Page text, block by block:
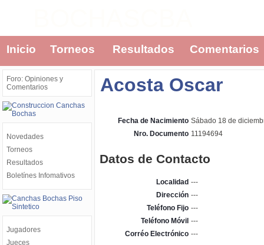
Inicio Torneos Resultados Comentarios
Foro: Opiniones y
Comentarios
Novedades
Torneos
Resultados
Boletínes Infomativos
Jugadores
Jueces
Acosta Oscar
Fecha de Nacimiento Sábado 18 de
Nro. Documento 11194694
Datos de Contacto
Localidad ---
Dirección ---
Teléfono Fijo ---
Teléfono Móvil ---
Corréo Electrónico ---